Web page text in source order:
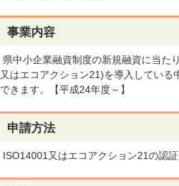
事業内容
県中小企業融資制度の新規融資に当た
又はエコアクション21)を導入してい
できます。【平成24年度～】
申請方法
ISO14001又はエコアクション21の認